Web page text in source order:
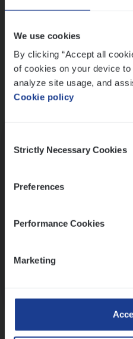
We use cookies
By clicking “Accept all
of cookies on your device
analyze site usage, and
Cookie policy
Selection
Strictly Necessary Cookies
Preferences
Performance Cookies
Marketing